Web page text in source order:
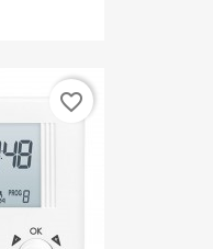
favorite_border